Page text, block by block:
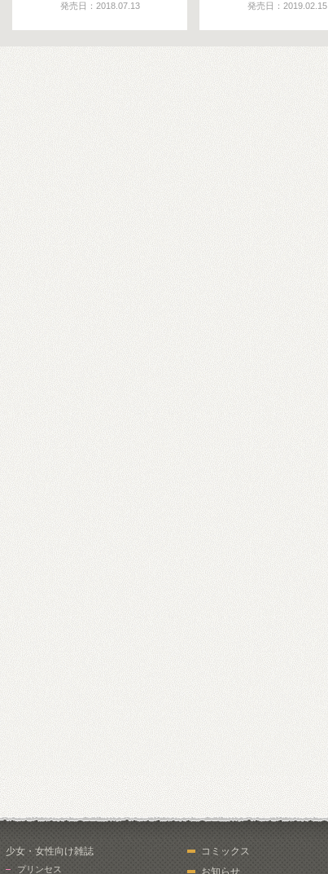
発売日：2018.07.13
発売日：2019.02.15
少女・女性向け雑誌
プリンセス
コミックス
お知らせ